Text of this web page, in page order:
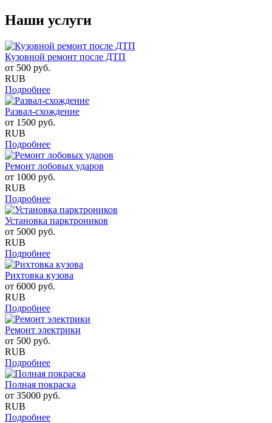
Наши услуги
Кузовной ремонт после ДТП
от 500 руб.
RUB
Подробнее
Развал-схождение
от 1500 руб.
RUB
Подробнее
Ремонт лобовых ударов
от 1000 руб.
RUB
Подробнее
Установка парктроников
от 5000 руб.
RUB
Подробнее
Рихтовка кузова
от 6000 руб.
RUB
Подробнее
Ремонт электрики
от 500 руб.
RUB
Подробнее
Полная покраска
от 35000 руб.
RUB
Подробнее